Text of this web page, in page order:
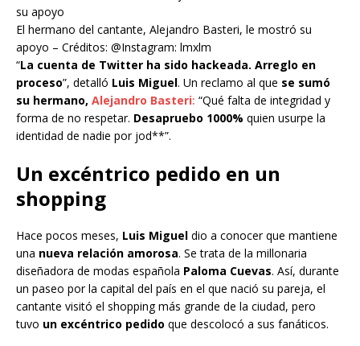
El hermano del cantante, Alejandro Basteri, le mostró su
apoyo – Créditos: @Instagram: lmxlm
“La cuenta de Twitter ha sido hackeada. Arreglo en
proceso”, detalló Luis Miguel. Un reclamo al que se sumó
su hermano, Alejandro Basteri: “Qué falta de integridad y
forma de no respetar. Desapruebo 1000% quien usurpe la
identidad de nadie por jod**”.
Un excéntrico pedido en un
shopping
Hace pocos meses, Luis Miguel dio a conocer que mantiene
una nueva relación amorosa. Se trata de la millonaria
diseñadora de modas española Paloma Cuevas. Así, durante
un paseo por la capital del país en el que nació su pareja, el
cantante visitó el shopping más grande de la ciudad, pero
tuvo un excéntrico pedido que descolocó a sus fanáticos.